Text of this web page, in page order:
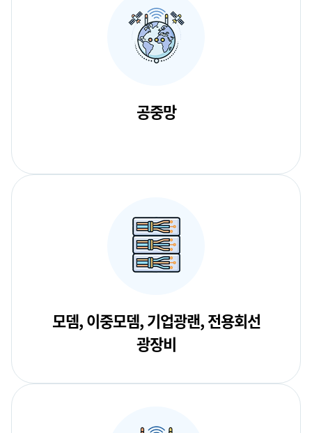
공중망
모뎀, 이중모뎀, 기업광랜, 전용회선
광장비